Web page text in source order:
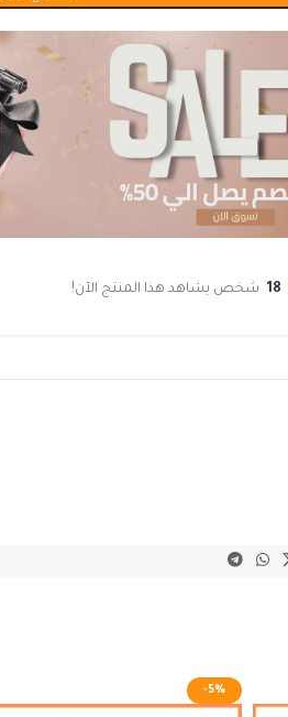
18 شخص يشاهد هذا المنتج الآن!
-5%